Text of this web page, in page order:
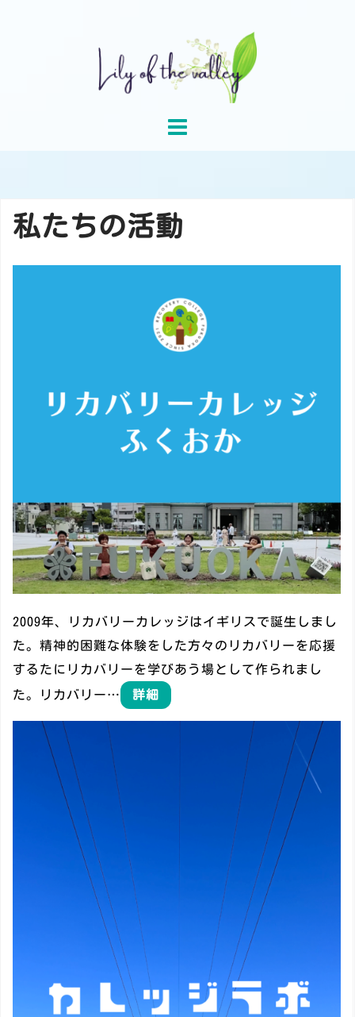
私たちの活動
2009年、リカバリーカレッジはイギリスで誕生しまし
た。精神的困難な体験をした方々のリカバリーを応援
するたにリカバリーを学びあう場として作られまし
た。リカバリー…
詳細